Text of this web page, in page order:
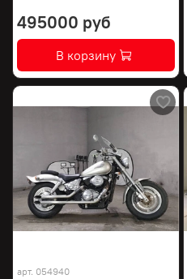
495000 руб
В корзину
арт. 054940